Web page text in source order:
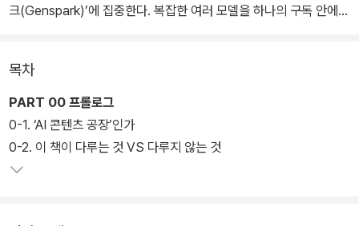
크(Genspark)’에 집중한다. 복잡한 여러 모델을 하나의 구독 안에서
를 공개한다.
챗GPT 이후 쏟아진 수많은 AI 도구 속에서 미드저니, 클로드, 스테
이블 디퓨전까지 이어지는 ‘디지털 월세’의 부담을 짚는다. 정작 수익
으로 연결되는 도구는 무엇인지 묻고, 이미지·동영상·문서 및 기획·디
목차
PART 00 프롤로그
0-1. ‘AI 콘텐츠 공장’인가
0-2. 이 책이 다루는 것 VS 다루지 않는 것